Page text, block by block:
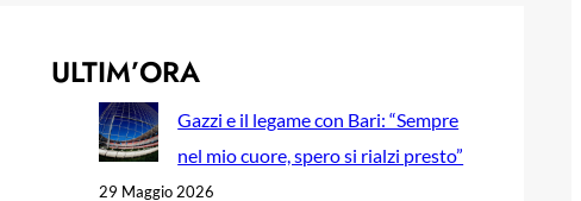
ULTIM’ORA
Gazzi e il legame con Bari: “Sempre
nel mio cuore, spero si rialzi presto”
29 Maggio 2026